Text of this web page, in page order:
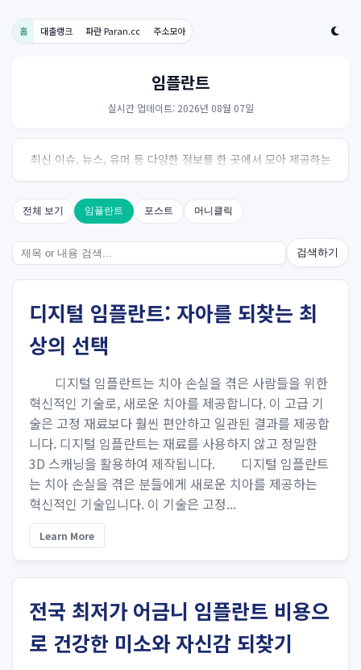
홈 대출랭크 파란 Paran.cc 주소모아
임플란트
실시간 업데이트: 2026년 08월 07일
최신 이슈, 뉴스, 유머 등 다양한 정보를 한 곳에서 모아 제공하는
사이트입니다. 오늘의 핫이슈를 한눈에 살펴보세요.
전체 보기 임플란트 포스트 머니클릭
검색하기
디지털 임플란트: 자아를 되찾는 최
상의 선택
디지털 임플란트는 치아 손실을 겪은 사람들을 위한
혁신적인 기술로, 새로운 치아를 제공합니다. 이 고급 기
술은 고정 재료보다 훨씬 편안하고 일관된 결과를 제공합
니다. 디지털 임플란트는 재료를 사용하지 않고 정밀한
3D 스캐닝을 활용하여 제작됩니다. 디지털 임플란트
는 치아 손실을 겪은 분들에게 새로운 치아를 제공하는
혁신적인 기술입니다. 이 기술은 고정...
Learn More
전국 최저가 어금니 임플란트 비용으
로 건강한 미소와 자신감 되찾기